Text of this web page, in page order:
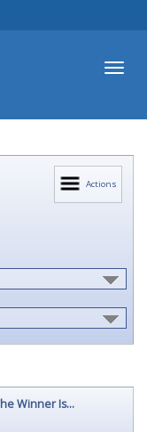
Actions
Winner Is...